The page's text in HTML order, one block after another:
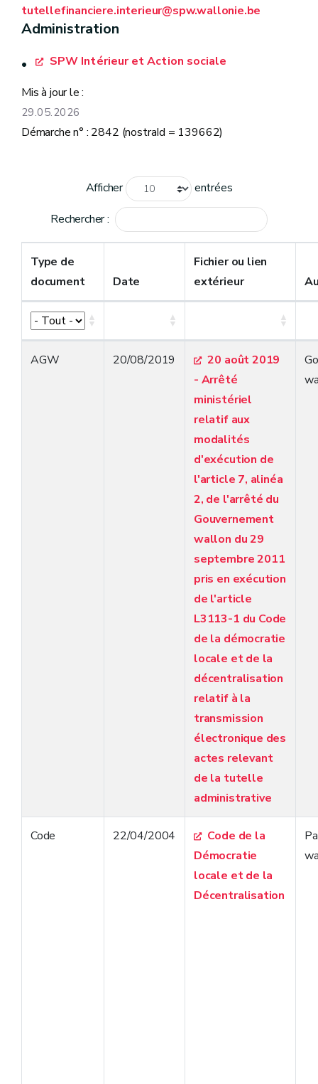
tutellefinanciere.interieur@spw.wallonie.be
Administration
SPW Intérieur et Action sociale
Mis à jour le :
29.05.2026
Démarche n° : 2842 (nostraId = 139662)
Afficher
entrées
Rechercher :
Type de
document
Date
Fichier ou lien
extérieur
AGW 20/08/2019
20 août 2019
- Arrêté
ministériel
relatif aux
modalités
d'exécution de
l'article 7, alinéa
2, de l'arrêté du
Gouvernement
wallon du 29
septembre 2011
pris en exécution
de l'article
L3113-1 du Code
de la démocratie
locale et de la
décentralisation
relatif à la
transmission
électronique des
actes relevant
de la tutelle
administrative
Code 22/04/2004
Code de la
Démocratie
locale et de la
Décentralisation